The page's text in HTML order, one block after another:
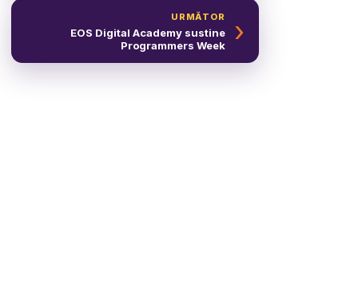
URMĂTOR
EOS Digital Academy sustine
Programmers Week
›